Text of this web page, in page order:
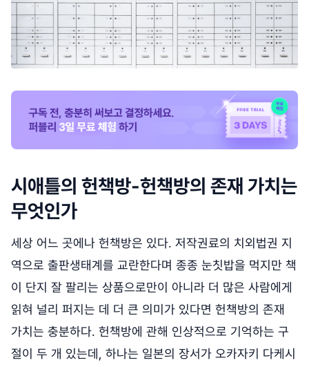
시애틀의 헌책방-헌책방의 존재 가치는
무엇인가
세상 어느 곳에나 헌책방은 있다. 저작권료의 치외법권 지
역으로 출판생태계를 교란한다며 종종 눈칫밥을 먹지만 책
이 단지 잘 팔리는 상품으로만이 아니라 더 많은 사람에게
읽혀 널리 퍼지는 데 더 큰 의미가 있다면 헌책방의 존재
가치는 충분하다. 헌책방에 관해 인상적으로 기억하는 구
절이 두 개 있는데, 하나는 일본의 장서가 오카자키 다케시